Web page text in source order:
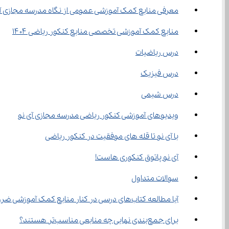
معرفی منابع کمک آموزشی عمومی از نگاه مدرسه مجازی
منابع کمک آموزشی تخصصی منابع کنکور ریاضی ۱۴۰۴
درس ریاضیات
درس فیزیک
درس شیمی
ویدیوهای آموزشی کنکور ریاضی مدرسه مجازی آی نو
با آی نو تا قله‌ های موفقیت در کنکور ریاضی
آی نو پاتوق کنکوری هاست!
سوالات متداول
آیا مطالعه کتاب‌های درسی در کنار منابع کمک آموزشی ضروری است؟
برای جمع‌بندی نهایی چه منابعی مناسب‌تر هستند؟